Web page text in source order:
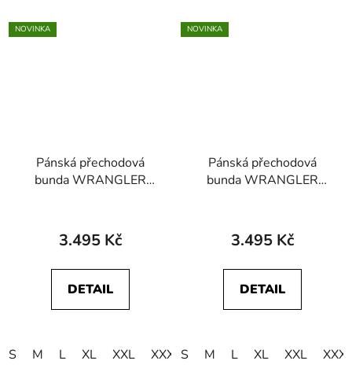
NOVINKA
Pánská přechodová
bunda WRANGLER
Black
3.495 Kč
DETAIL
S M L XL XXL XXXL 4XL
NOVINKA
Pánská přechodová
bunda WRANGLER
Navy
3.495 Kč
DETAIL
S M L XL XXL